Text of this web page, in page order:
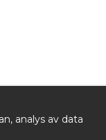
analys av data